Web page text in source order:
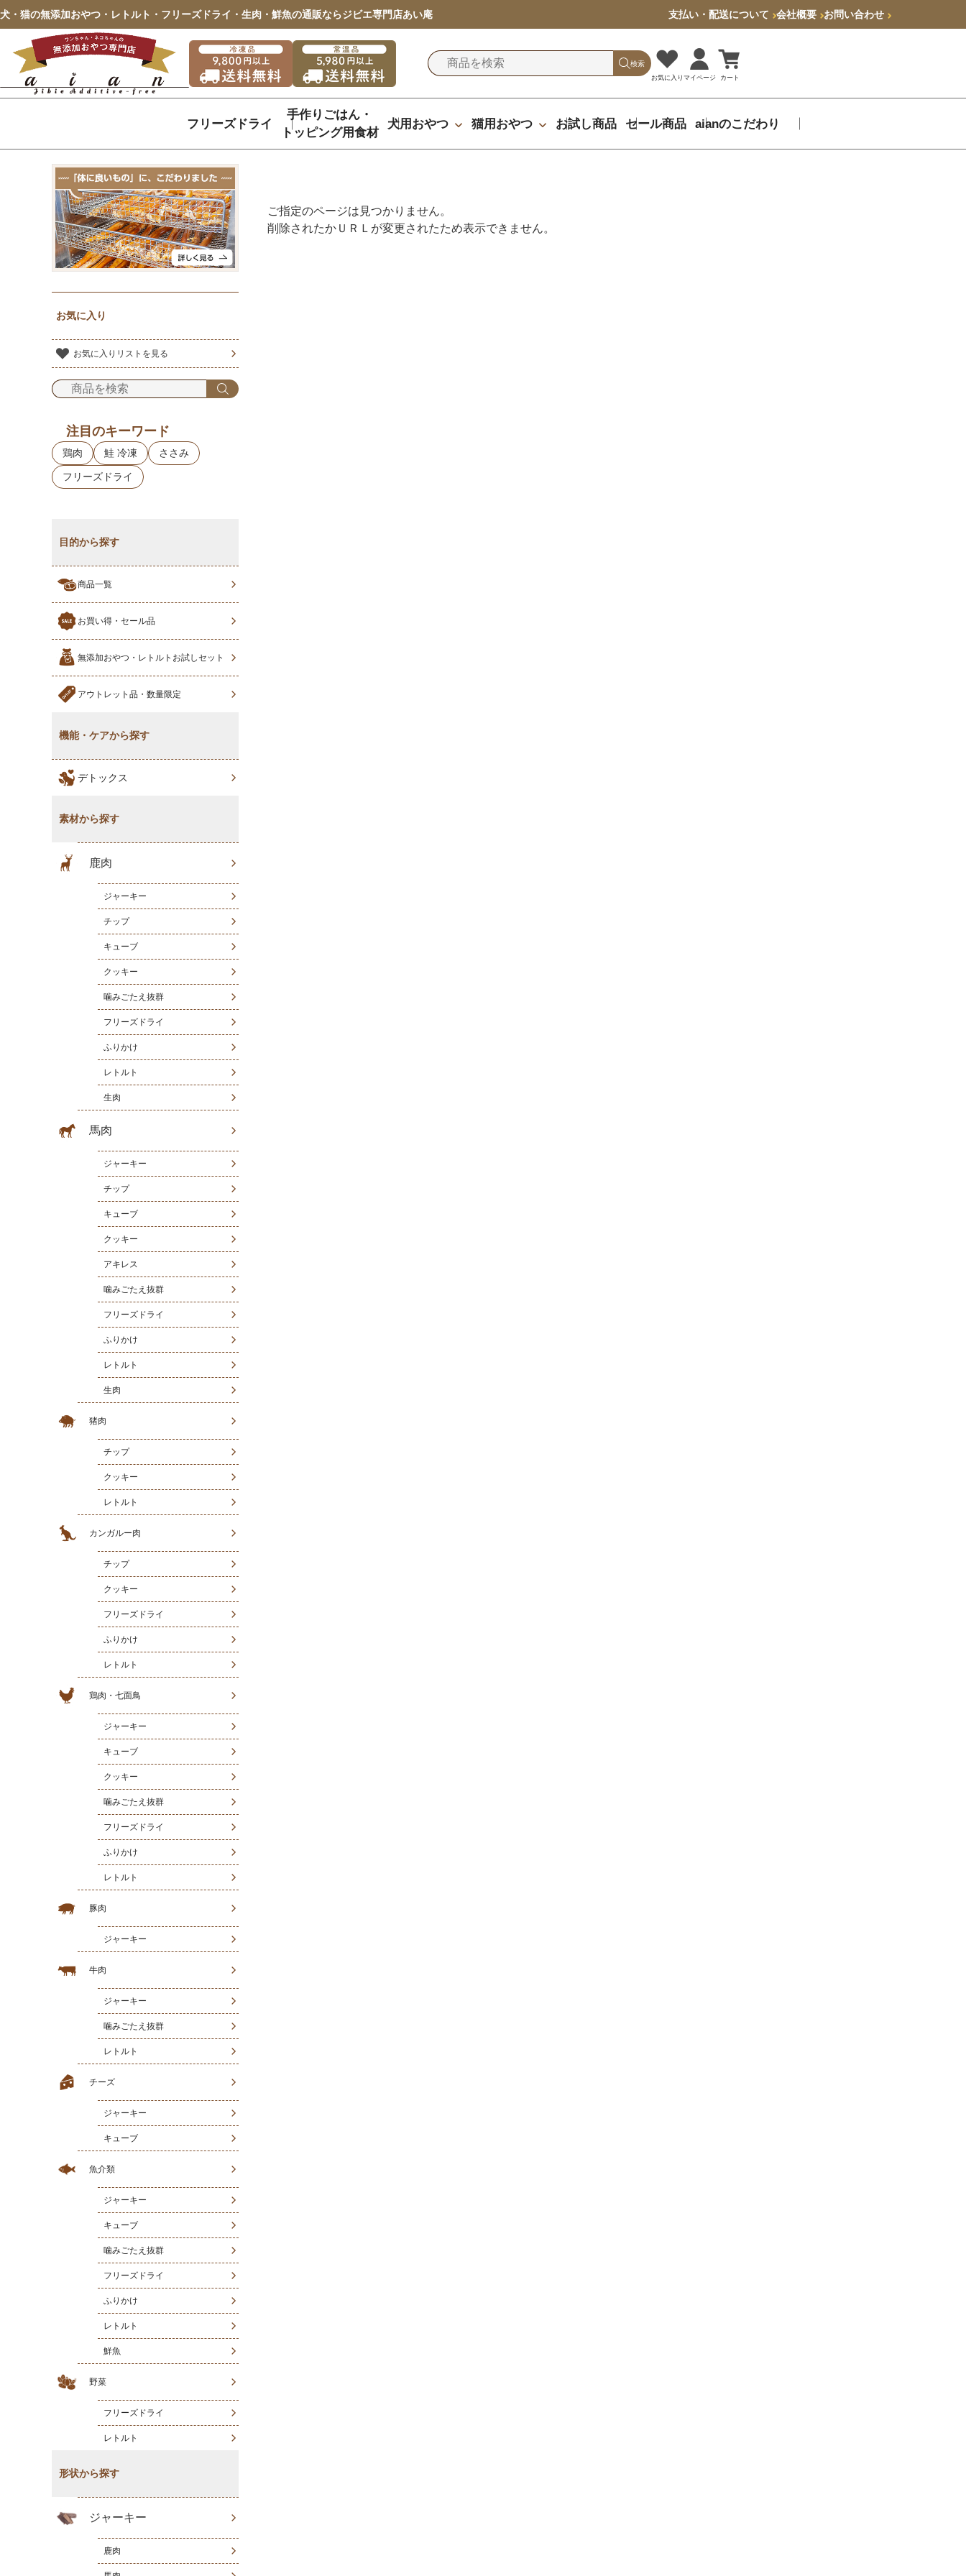
犬・猫の無添加おやつ・レトルト・フリーズドライ・生肉・鮮魚の通販ならジビエ専門店あい庵 支払い・配送について 会社概要 お問い合わせ
検索
お気に入り マイページ カート
フリーズドライ
手作りごはん・
トッピング用食材
犬用おやつ 猫用おやつ お試し商品 セール商品 aianのこだわり
ご指定のページは見つかりません。
削除されたかＵＲＬが変更されたため表示できません。
お気に入り
お気に入りリストを見る
注目のキーワード
鶏肉 鮭 冷凍 ささみ
フリーズドライ
目的から探す
商品一覧
お買い得・セール品
無添加おやつ・レトルトお試しセット
アウトレット品・数量限定
機能・ケアから探す
デトックス
素材から探す
鹿肉
ジャーキー
チップ
キューブ
クッキー
噛みごたえ抜群
フリーズドライ
ふりかけ
レトルト
生肉
馬肉
ジャーキー
チップ
キューブ
クッキー
アキレス
噛みごたえ抜群
フリーズドライ
ふりかけ
レトルト
生肉
猪肉
チップ
クッキー
レトルト
カンガルー肉
チップ
クッキー
フリーズドライ
ふりかけ
レトルト
鶏肉・七面鳥
ジャーキー
キューブ
クッキー
噛みごたえ抜群
フリーズドライ
ふりかけ
レトルト
豚肉
ジャーキー
牛肉
ジャーキー
噛みごたえ抜群
レトルト
チーズ
ジャーキー
キューブ
魚介類
ジャーキー
キューブ
噛みごたえ抜群
フリーズドライ
ふりかけ
レトルト
鮮魚
野菜
フリーズドライ
レトルト
形状から探す
ジャーキー
鹿肉